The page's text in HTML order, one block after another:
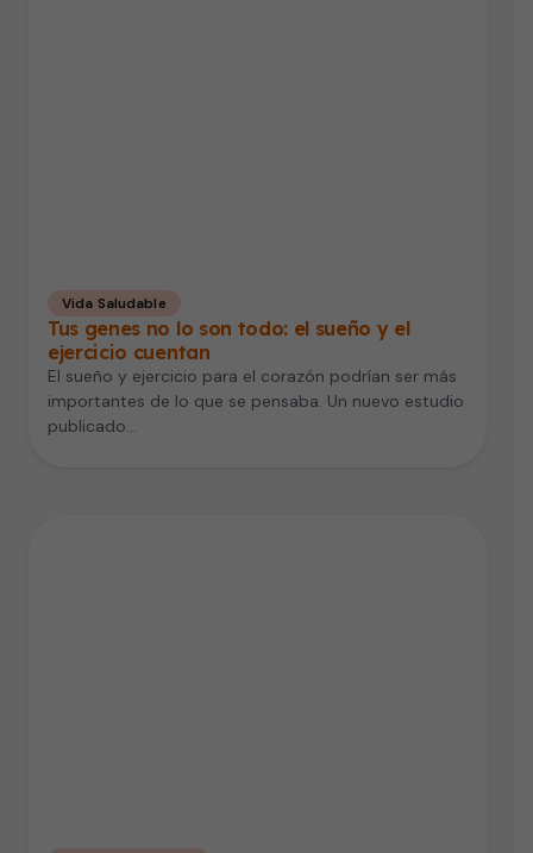
Vida Saludable
Tus genes no lo son todo: el sueño y el
ejercicio cuentan
El sueño y ejercicio para el corazón podrían ser más
importantes de lo que se pensaba. Un nuevo estudio
publicado…